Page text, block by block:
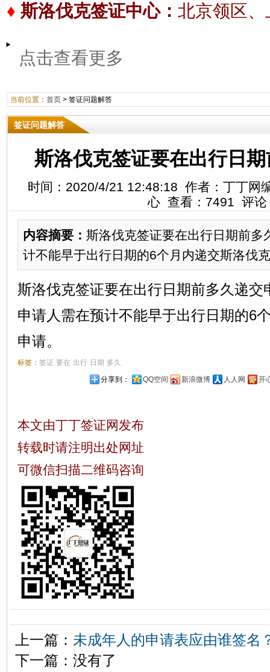
♦ 斯洛伐克签证中心： 北京领区
点击查看更多
当前位置： 首页> 签证问题解答
签证问题解答
斯洛伐克签证要在出行日
时间：2020/4/21 12:48:18 作者：丁丁网
心 查看：7491 评论
内容摘要： 斯洛伐克签证要在出行日期前多
计不能早于出行日期的6个月内递交斯洛伐
斯洛伐克签证要在出行日期前多久递交
申请人需在预计不能早于出行日期的6
申请。
标签： 签证 要在 出行 日期 多久
分享到：
QQ空间 新浪微博 人人网 开
本文由丁丁签证网发布
转载时请注明出处网址
可微信扫描二维码咨询
上一篇： 未成年人的申请表应由谁签名
下一篇：没有了